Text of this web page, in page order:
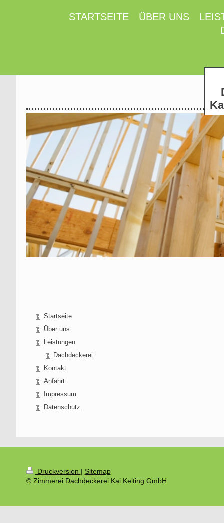
STARTSEITE ÜBER UNS
Startseite
Über uns
Leistungen
Dachdeckerei
Kontakt
Anfahrt
Impressum
Datenschutz
Druckversion | Sitemap
© Zimmerei Dachdeckerei Kai Kelting GmbH